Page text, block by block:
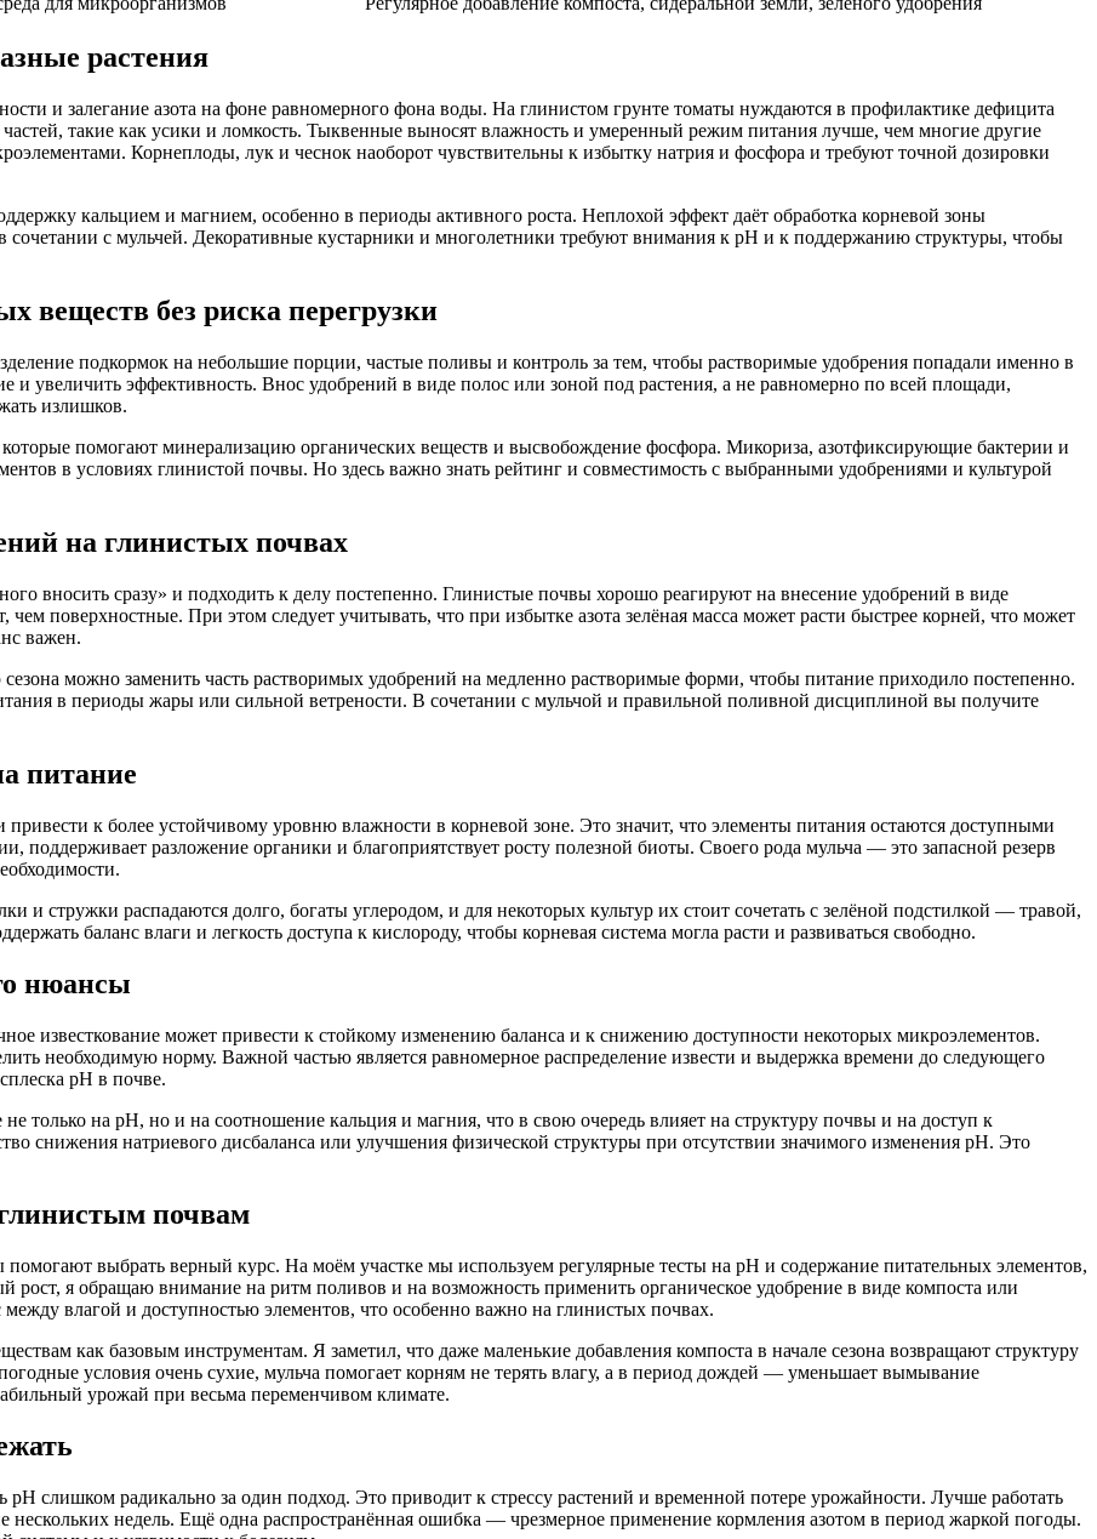
растения
и залегание азота на фоне равномерного фона воды. На глинистом грунте томаты нуждаются в профилактике дефицита
такие как усики и ломкость. Тыквенные выносят влажность и умеренный режим питания лучше, чем многие другие
Корнеплоды, лук и чеснок наоборот чувствительны к избытку натрия и фосфора и требуют точной дозировки
кальцием и магнием, особенно в периоды активного роста. Неплохой эффект даёт обработка корневой зоны
сочетании с мульчей. Декоративные кустарники и многолетники требуют внимания к pH и к поддержанию структуры, чтобы
веществ без риска перегрузки
подкормок на небольшие порции, частые поливы и контроль за тем, чтобы растворимые удобрения попадали именно в
и увеличить эффективность. Внос удобрений в виде полос или зоной под растения, а не равномерно по всей площади,
излишков.
помогают минерализацию органических веществ и высвобождение фосфора. Микориза, азотфиксирующие бактерии и
в условиях глинистой почвы. Но здесь важно знать рейтинг и совместимость с выбранными удобрениями и культурой
на глинистых почвах
вносить сразу» и подходить к делу постепенно. Глинистые почвы хорошо реагируют на внесение удобрений в виде
поверхностные. При этом следует учитывать, что при избытке азота зелёная масса может расти быстрее корней, что может
важен.
можно заменить часть растворимых удобрений на медленно растворимые форми, чтобы питание приходило постепенно.
в периоды жары или сильной ветрености. В сочетании с мульчой и правильной поливной дисциплиной вы получите
питание
привести к более устойчивому уровню влажности в корневой зоне. Это значит, что элементы питания остаются доступными
поддерживает разложение органики и благоприятствует росту полезной биоты. Своего рода мульча — это запасной резерв
и стружки распадаются долго, богаты углеродом, и для некоторых культур их стоит сочетать с зелёной подстилкой — травой,
баланс влаги и легкость доступа к кислороду, чтобы корневая система могла расти и развиваться свободно.
нюансы
известкование может привести к стойкому изменению баланса и к снижению доступности некоторых микроэлементов.
необходимую норму. Важной частью является равномерное распределение извести и выдержка времени до следующего
pH в почве.
только на pH, но и на соотношение кальция и магния, что в свою очередь влияет на структуру почвы и на доступ к
снижения натриевого дисбаланса или улучшения физической структуры при отсутствии значимого изменения pH. Это
почвам
выбрать верный курс. На моём участке мы используем регулярные тесты на pH и содержание питательных элементов,
рост, я обращаю внимание на ритм поливов и на возможность применить органическое удобрение в виде компоста или
между влагой и доступностью элементов, что особенно важно на глинистых почвах.
как базовым инструментам. Я заметил, что даже маленькие добавления компоста в начале сезона возвращают структуру
условия очень сухие, мульча помогает корням не терять влагу, а в период дождей — уменьшает вымывание
урожай при весьма переменчивом климате.
pH слишком радикально за один подход. Это приводит к стрессу растений и временной потере урожайности. Лучше работать
недель. Ещё одна распространённая ошибка — чрезмерное применение кормления азотом в период жаркой погоды.